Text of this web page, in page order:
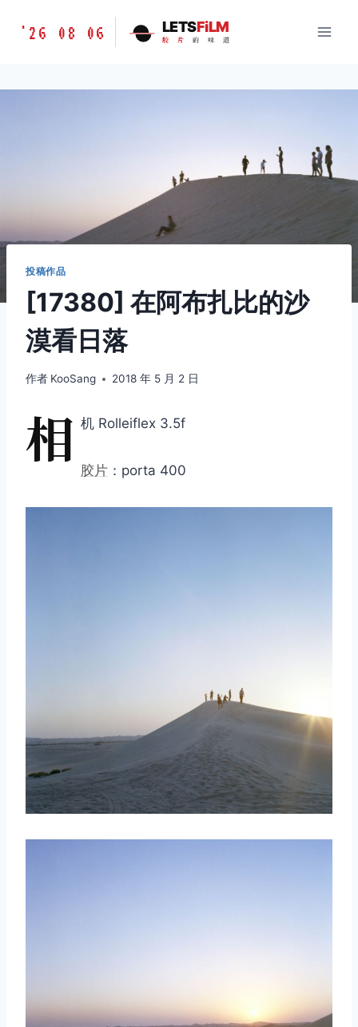
胶
味
'26 08 06 LETSFiLM
胶 片 的 味 道
投稿作品
[17380] 在阿布扎比的沙
漠看日落
作者 KooSang 2018 年 5 月 2 日
相 机 Rolleiflex 3.5f
胶片 ：porta 400